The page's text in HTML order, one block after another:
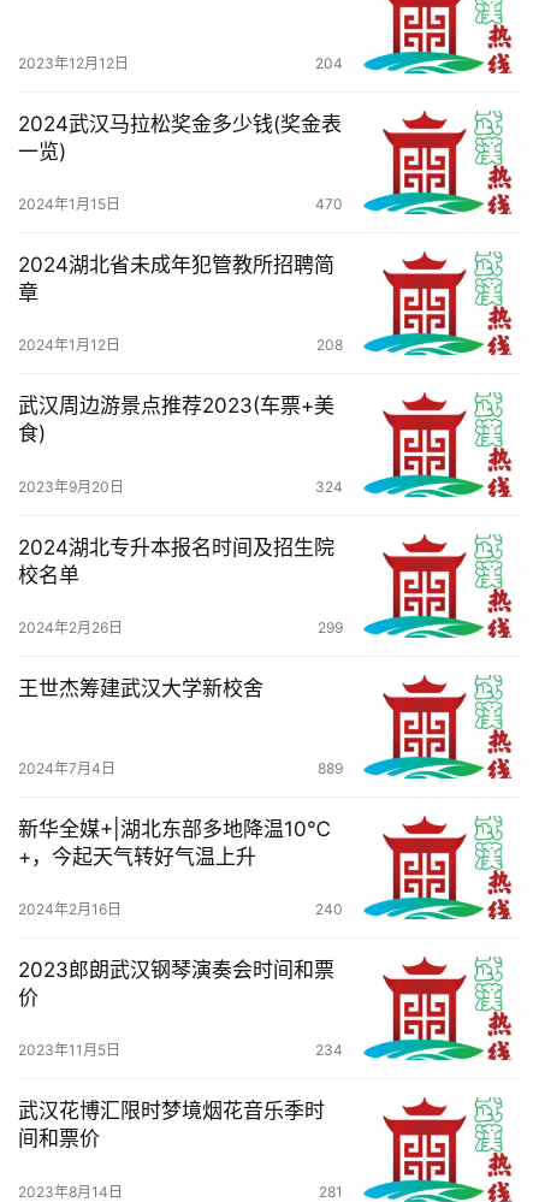
活
百
科
科
观
察
关
于
们
服
务
2023年12月12日 204
2024武汉马拉松奖金多少钱(奖金表
一览)
2024年1月15日 470
2024湖北省未成年犯管教所招聘简
章
2024年1月12日 208
武汉周边游景点推荐2023(车票+美
食)
2023年9月20日 324
2024湖北专升本报名时间及招生院
校名单
2024年2月26日 299
王世杰筹建武汉大学新校舍
2024年7月4日 889
新华全媒+|湖北东部多地降温10℃
+，今起天气转好气温上升
2024年2月16日 240
2023郎朗武汉钢琴演奏会时间和票
价
2023年11月5日 234
武汉花博汇限时梦境烟花音乐季时
间和票价
2023年8月14日 281